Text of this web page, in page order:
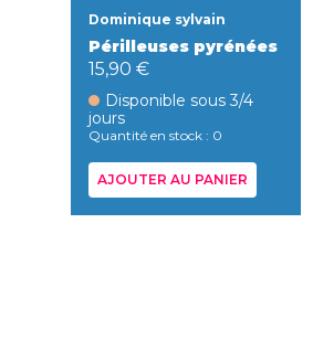
Dominique sylvain
Périlleuses pyrénées
15,90 €
Disponible sous 3/4
jours
Quantité en stock : 0
AJOUTER AU PANIER